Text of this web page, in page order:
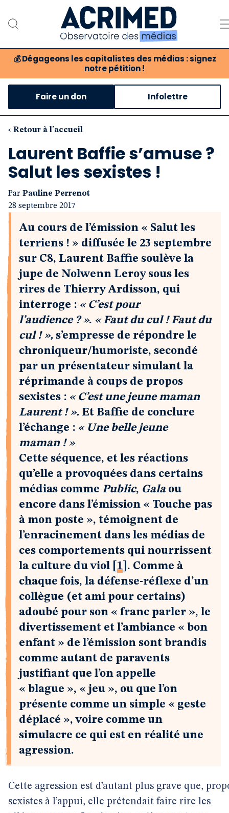
💰 Dégageons les capitalistes des médias : signez
notre pétition !
Notre association
Notre critique des médias
Nos propositions
Notre revue
Boutique
Faire un don Infolettre
‹ Retour à l'accueil
Laurent Baffie s’amuse ?
Salut les sexistes !
Par Pauline Perrenot
28 septembre 2017
Au cours de l’émission « Salut les
terriens ! » diffusée le 23 septembre
sur C8, Laurent Baffie soulève la
jupe de Nolwenn Leroy sous les
rires de Thierry Ardisson, qui
interroge : « C’est pour
l’audience ? ». « Faut du cul ! Faut du
cul ! », s’empresse de répondre le
chroniqueur/humoriste, secondé
par un présentateur simulant la
réprimande à coups de propos
sexistes : « C’est une jeune maman
Laurent ! ». Et Baffie de conclure
l’échange : « Une belle jeune
maman ! »
Cette séquence, et les réactions
qu’elle a provoquées dans certains
médias comme Public, Gala ou
encore dans l’émission « Touche pas
à mon poste », témoignent de
l’enracinement dans les médias de
ces comportements qui nourrissent
la culture du viol[ 1 . Comme à
chaque fois, la défense-réflexe d’un
collègue (et ami pour certains)
adoubé pour son « franc parler », le
divertissement et l’ambiance « bon
enfant » de l’émission sont brandis
comme autant de paravents
justifiant que l’on appelle
« blague », « jeu », ou que l’on
présente comme un simple « geste
déplacé », voire comme un
simulacre ce qui est en réalité une
agression.
Cette agression est d’autant plus grave que,
sexistes à l’appui, elle prétendait faire rire les